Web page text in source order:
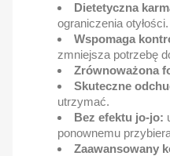
Dietetyczna
ograniczenia otyłości.
Wspomaga
zmniejsza potrzebę
Zrównoważona
Skuteczne
utrzymać.
Bez efektu jo-jo:
ponownemu
Zaawansowany